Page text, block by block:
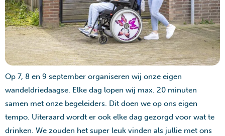
Op 7, 8 en 9 september organiseren wij onze eigen
wandeldriedaagse. Elke dag lopen wij max. 20 minuten
samen met onze begeleiders. Dit doen we op ons eigen
tempo. Uiteraard wordt er ook elke dag gezorgd voor wat te
drinken. We zouden het super leuk vinden als jullie met ons